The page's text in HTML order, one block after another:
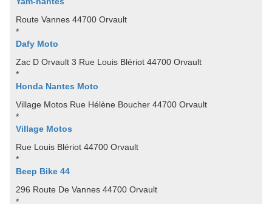
Route Vannes 44700 Orvault
*
Dafy Moto
Zac D Orvault 3 Rue Louis Blériot 44700 Orvault
*
Honda Nantes Moto
Village Motos Rue Hélène Boucher 44700 Orvault
*
Village Motos
Rue Louis Blériot 44700 Orvault
*
Beep Bike 44
296 Route De Vannes 44700 Orvault
*